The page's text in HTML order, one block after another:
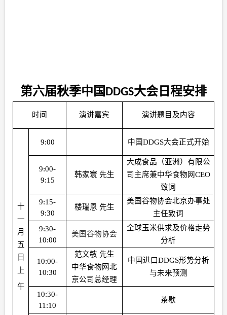
第六届秋季中国 DDGS大会日程安排
时间 演讲嘉宾 演讲题目及内容
十
一
月
五
日
上
午
9:00 中国DDGS大会正式开始
9:00-
9:15
韩家寰 先生
大成食品（亚洲）有限公
司主席兼中华食物网CEO
致词
9:15-
9:30
楼瑞恩 先生
美国谷物协会北京办事处
主任致词
9:30-
10:00
美国谷物协会
全球玉米供求及价格走势
分析
10:00-
10:30
范文敏 先生
中华食物网北
京公司总经理
中国进口DDGS形势分析
与未来预测
10:30-
11:10
茶歇